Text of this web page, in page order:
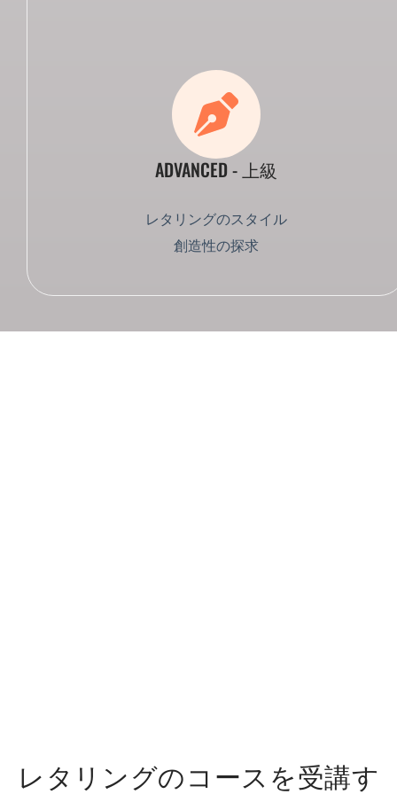
ADVANCED - 上級
レタリングのスタイル
創造性の探求
レタリングのコースを受講す